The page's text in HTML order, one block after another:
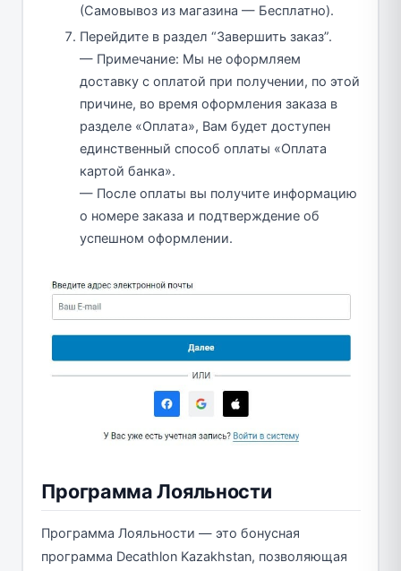
(Самовывоз из магазина — Бесплатно).
Перейдите в раздел “Завершить заказ”.
— Примечание: Мы не оформляем
доставку с оплатой при получении, по этой
причине, во время оформления заказа в
разделе «Оплата», Вам будет доступен
единственный способ оплаты «Оплата
картой банка».
— После оплаты вы получите информацию
о номере заказа и подтверждение об
успешном оформлении.
Программа Лояльности
Программа Лояльности — это бонусная
программа Decathlon Kazakhstan, позволяющая